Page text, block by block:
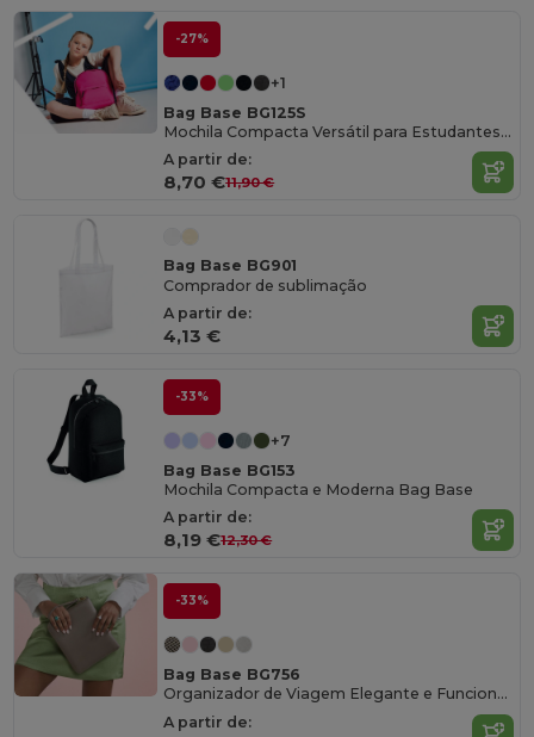
-27%
+1
Bag Base BG125S
Mochila Compacta Versátil para Estudantes e Adultos
A partir de:
8,70 €11,90 €
Bag Base BG901
Comprador de sublimação
A partir de:
4,13 €
-33%
+7
Bag Base BG153
Mochila Compacta e Moderna Bag Base
A partir de:
8,19 €12,30 €
-33%
Bag Base BG756
Organizador de Viagem Elegante e Funcional BG756
A partir de: